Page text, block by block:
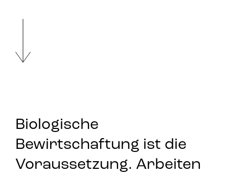
Biologische
Bewirtschaftung ist die
Voraussetzung. Arbeiten